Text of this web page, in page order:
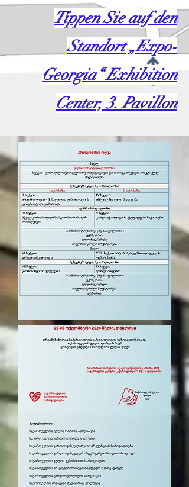
Tippen Sie auf den
Standort „Expo-
Georgia“ Exhibition
Center, 3. Pavillon